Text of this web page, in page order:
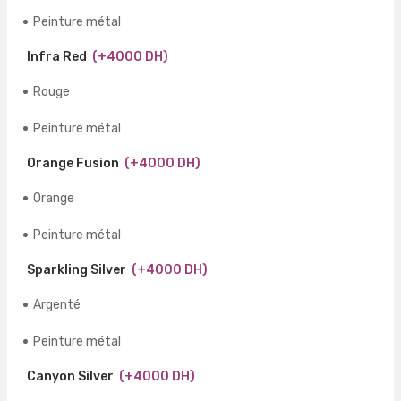
Peinture métal
Infra Red (+4000 DH)
Rouge
Peinture métal
Orange Fusion (+4000 DH)
Orange
Peinture métal
Sparkling Silver (+4000 DH)
Argenté
Peinture métal
Canyon Silver (+4000 DH)